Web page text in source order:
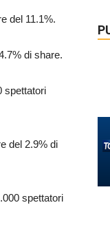
del 11.1%.
di share.
spettatori
del 2.9% di
spettatori